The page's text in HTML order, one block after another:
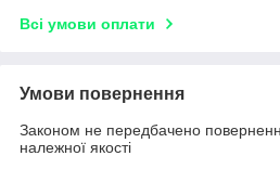
Всі умови оплати
Умови повернення
Законом не передбачено
належної якості